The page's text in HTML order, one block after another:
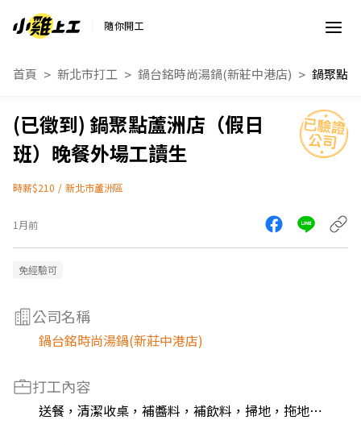
隨你開工
首頁 新北市打工 鍋台銘時尚湯鍋(新莊中港店)
鍋聚點蘆洲店（假日
班）晚餐外場工讀生
時薪$210 / 新北市蘆洲區
1月前
免經驗可
公司名稱
鍋台銘時尚湯鍋(新莊中港店)
打工內容
送餐，清潔收桌，補醬料，補飲料，掃地，拖地⋯